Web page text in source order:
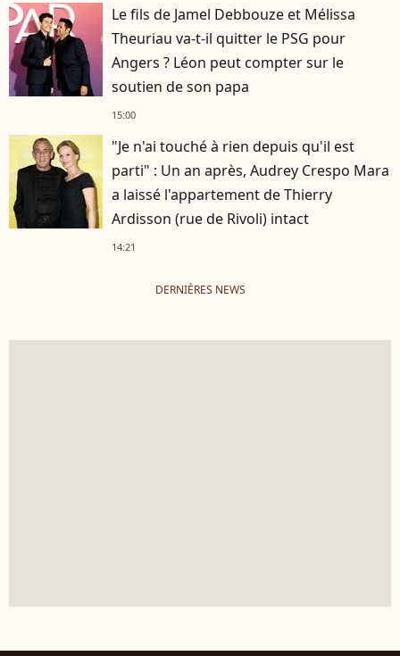
Le fils de Jamel Debbouze et Mélissa
Theuriau va-t-il quitter le PSG pour
Angers ? Léon peut compter sur le
soutien de son papa
15:00
"Je n'ai touché à rien depuis qu'il est
parti" : Un an après, Audrey Crespo Mara
a laissé l'appartement de Thierry
Ardisson (rue de Rivoli) intact
14:21
DERNIÈRES NEWS